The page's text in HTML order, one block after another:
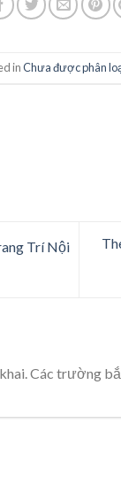
inChưa được phân
Trí Nội
Các trường